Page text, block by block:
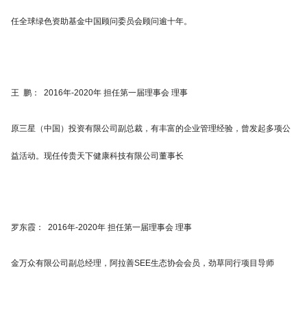
任全球绿色资助基金中国顾问委员会顾问逾十年。
王 鹏： 2016年-2020年 担任第一届理事会 理事
原三星（中国）投资有限公司副总裁，有丰富的企业管理经验，曾发起多项公
益活动。现任传贵天下健康科技有限公司董事长
罗东霞： 2016年-2020年 担任第一届理事会 理事
金万众有限公司副总经理，阿拉善SEE生态协会会员，劲草同行项目导师